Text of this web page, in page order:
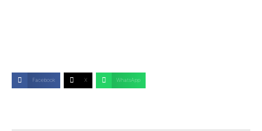
Facebook X WhatsApp